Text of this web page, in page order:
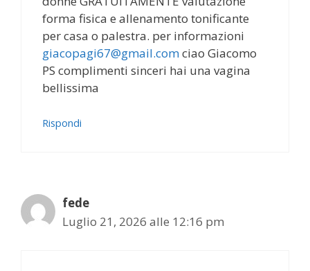
forma fisica e allenamento tonificante
per casa o palestra. per informazioni
giacopagi67@gmail.comciao Giacomo
PS complimenti sinceri hai una vagina
bellissima
Rispondi
fede
Luglio 21, 2026 alle 12:16 pm